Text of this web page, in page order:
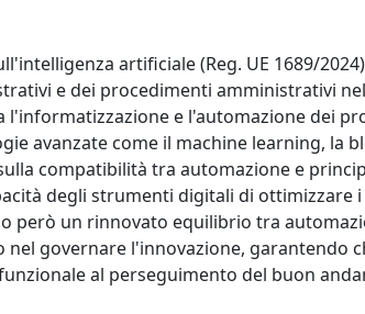
artificiale (Reg. UE 1689/
e dei procedimenti amministrativi
e l'automazione dei
avanzate come il machine learning, la
compatibilità tra automazione e
degli strumenti digitali di ottimizzare
però un rinnovato equilibrio tra
governare l'innovazione, garantendo
al perseguimento del buon